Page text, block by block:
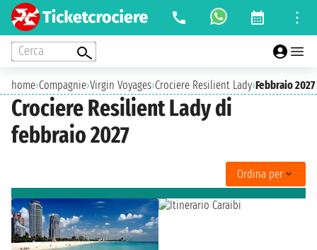
Cerca
home›Compagnie›Virgin Voyages›Crociere Resilient Lady›Febbraio 2027
Crociere Resilient Lady di
febbraio 2027
Ordina per